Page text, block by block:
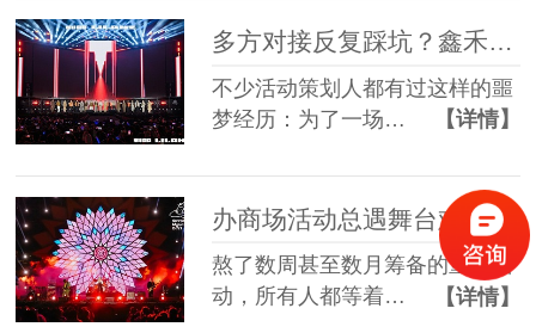
多方对接反复踩坑？鑫禾舞美一站式舞美服务让你少走90%弯路
不少活动策划人都有过这样的噩
梦经历：为了一场…
【详情】
办商场活动总遇舞台难题？鑫禾舞美一站式帮你解决
熬了数周甚至数月筹备的重磅活
动，所有人都等着…
【详情】